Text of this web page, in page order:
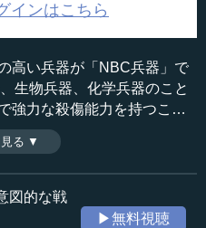
インはこちら
高い兵器が「NBC兵器」で
生物兵器、化学兵器のこと
強力な殺傷能力を持つこ
乏しいテロ組織が使う「貧
あるという。NBC兵器の脅
が想定されるのか、その特
第2話）
る ▼
図的な戦
▶無料視聴